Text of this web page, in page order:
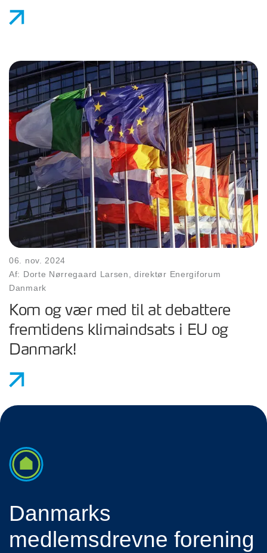
06. nov. 2024
Af: Dorte Nørregaard Larsen, direktør Energiforum
Danmark
Kom og vær med til at debattere
fremtidens klimaindsats i EU og
Danmark!
Danmarks
medlemsdrevne forening